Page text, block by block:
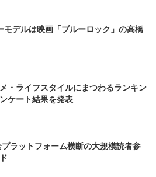
モデルは映画「ブルーロック」の高橋
・ライフスタイルにまつわるランキン
ケート結果を発表
ラットフォーム横断の大規模読者参